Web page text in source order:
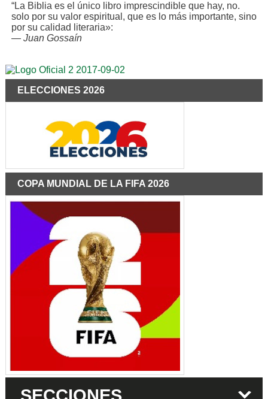
“La Biblia es el único libro imprescindible que hay, no.
solo por su valor espiritual, que es lo más importante, sino
por su calidad literaria»:
— Juan Gossaín
ELECCIONES 2026
COPA MUNDIAL DE LA FIFA 2026